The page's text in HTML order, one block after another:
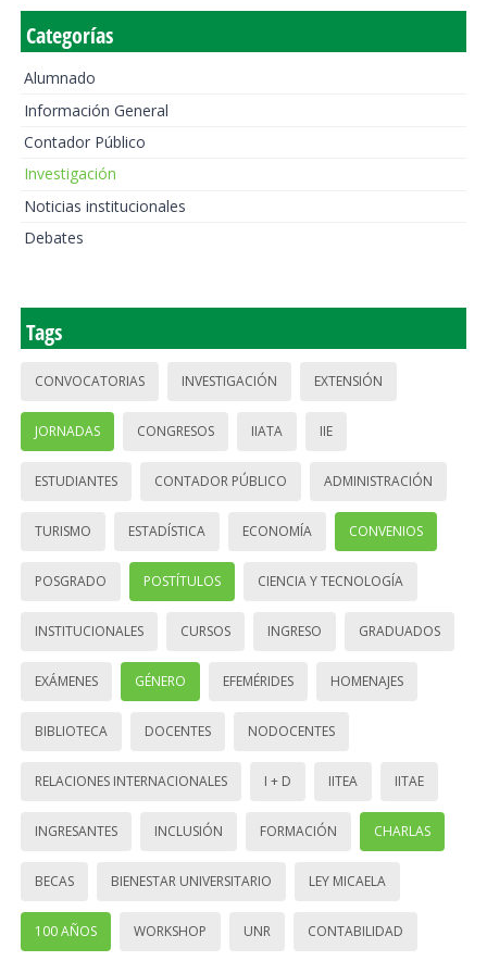
Categorías
Alumnado
Información General
Contador Público
Investigación
Noticias institucionales
Debates
Tags
CONVOCATORIAS INVESTIGACIÓN EXTENSIÓN
JORNADAS CONGRESOS IIATA IIE
ESTUDIANTES CONTADOR PÚBLICO ADMINISTRACIÓN
TURISMO ESTADÍSTICA ECONOMÍA CONVENIOS
POSGRADO POSTÍTULOS CIENCIA Y TECNOLOGÍA
INSTITUCIONALES CURSOS INGRESO GRADUADOS
EXÁMENES GÉNERO EFEMÉRIDES HOMENAJES
BIBLIOTECA DOCENTES NODOCENTES
RELACIONES INTERNACIONALES I + D IITEA IITAE
INGRESANTES INCLUSIÓN FORMACIÓN CHARLAS
BECAS BIENESTAR UNIVERSITARIO LEY MICAELA
100 AÑOS WORKSHOP UNR CONTABILIDAD